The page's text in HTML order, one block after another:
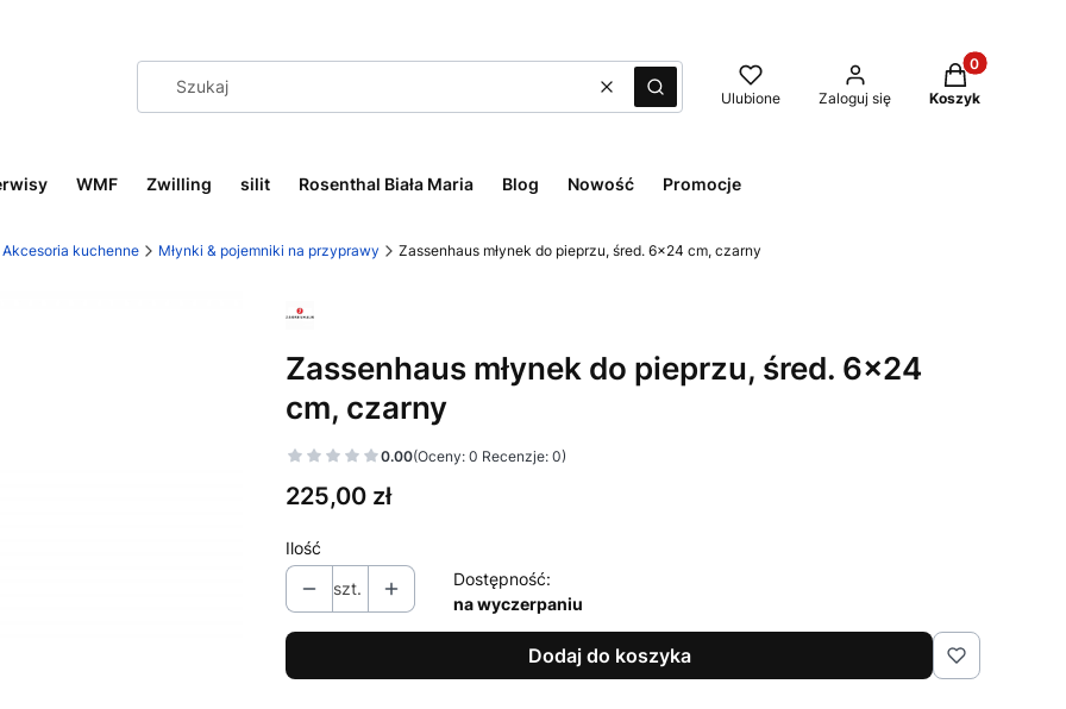
WyczyśćSzukaj Ulubione Zaloguj się
Produkty w
Koszyk
WMF Zwilling silit Rosenthal Biała Maria Blog Nowość Promocje
Akcesoria kuchenne Młynki & pojemniki na przyprawy Zassenhaus młynek do pieprzu, śred. 6x24 cm, czarny
Zassenhaus młynek do pieprzu, śred. 6x24
cm, czarny
0.00(Oceny: 0 Recenzje: 0)
Cena
225,00 zł
Ilość
szt.
Dostępność:
na wyczerpaniu
Dodaj do koszyka